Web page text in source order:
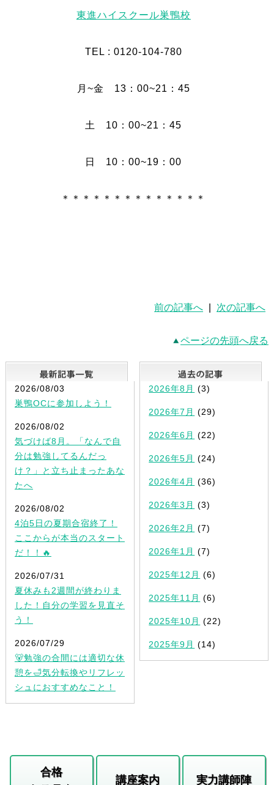
東進ハイスクール巣鴨校
TEL : 0120-104-780
月~金 13：00~21：45
土 10：00~21：45
日 10：00~19：00
＊＊＊＊＊＊＊＊＊＊＊＊＊＊
前の記事へ 次の記事へ
ページの先頭へ戻る
最新記事一覧
2026/08/03
巣鴨OCに参加しよう！
2026/08/02
気づけば8月。「なんで自
分は勉強してるんだっ
け？」と立ち止まったあな
たへ
2026/08/02
4泊5日の夏期合宿終了！
ここからが本当のスタート
だ！！🔥
2026/07/31
夏休みも2週間が終わりま
した！自分の学習を見直そ
う！
2026/07/29
🐻勉強の合間には適切な休
憩を🛁気分転換やリフレッ
シュにおすすめなこと！
2026年8月 (3)
2026年7月 (29)
2026年6月 (22)
2026年5月 (24)
2026年4月 (36)
2026年3月 (3)
2026年2月 (7)
2026年1月 (7)
2025年12月 (6)
2025年11月 (6)
2025年10月 (22)
2025年9月 (14)
合格
講座案内 実力講師陣